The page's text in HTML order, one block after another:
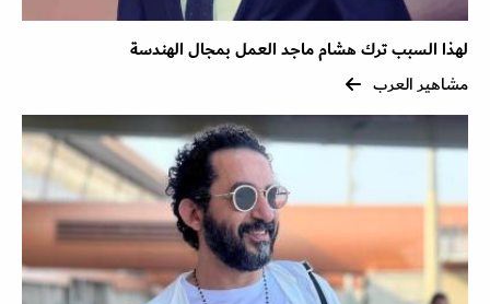
لهذا السبب ترك هشام ماجد العمل بمجال الهندسة
مشاهير العرب